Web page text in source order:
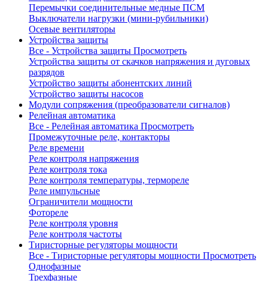
Перемычки соединительные медные ПСМ
Выключатели нагрузки (мини-рубильники)
Осевые вентиляторы
Устройства защиты
Все - Устройства защиты Просмотреть
Устройства защиты от скачков напряжения и дуговых
разрядов
Устройство защиты абонентских линий
Устройство защиты насосов
Модули сопряжения (преобразователи сигналов)
Релейная автоматика
Все - Релейная автоматика Просмотреть
Промежуточные реле, контакторы
Реле времени
Реле контроля напряжения
Реле контроля тока
Реле контроля температуры, термореле
Реле импульсные
Ограничители мощности
Фотореле
Реле контроля уровня
Реле контроля частоты
Тиристорные регуляторы мощности
Все - Тиристорные регуляторы мощности Просмотреть
Однофазные
Трехфазные